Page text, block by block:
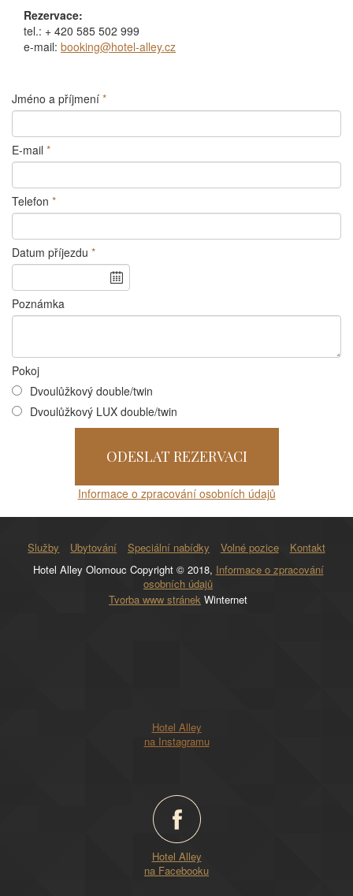
Rezervace:
tel.: + 420 585 502 999
e-mail: booking@hotel-alley.cz
Jméno a příjmení *
E-mail *
Telefon *
Datum příjezdu *
Poznámka
Pokoj
Dvoulůžkový double/twin
Dvoulůžkový LUX double/twin
Informace o zpracování osobních údajů
Služby Ubytování Speciální nabídky Volné pozice
Kontakt
Hotel Alley Olomouc Copyright © 2018, Informace o zpracování
osobních údajů
Tvorba www stránek Winternet
Hotel Alley
na Instagramu
Hotel Alley
na Facebooku